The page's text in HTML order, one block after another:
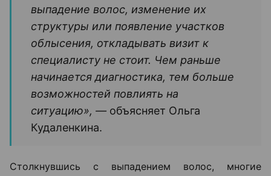
выпадение волос, изменение их
структуры или появление участков
облысения, откладывать визит к
специалисту не стоит. Чем раньше
начинается диагностика, тем больше
возможностей повлиять на
ситуацию», — объясняет Ольга
Кудаленкина.
Столкнувшись с выпадением волос, многие